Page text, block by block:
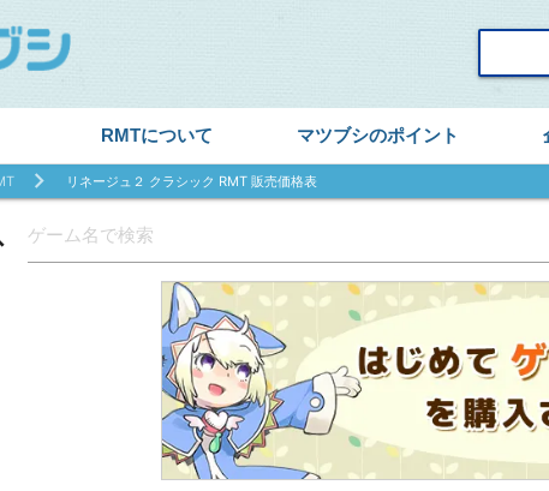
RMTについて マツブシのポイント
リネージュ２ クラシック RMT 販売価格表